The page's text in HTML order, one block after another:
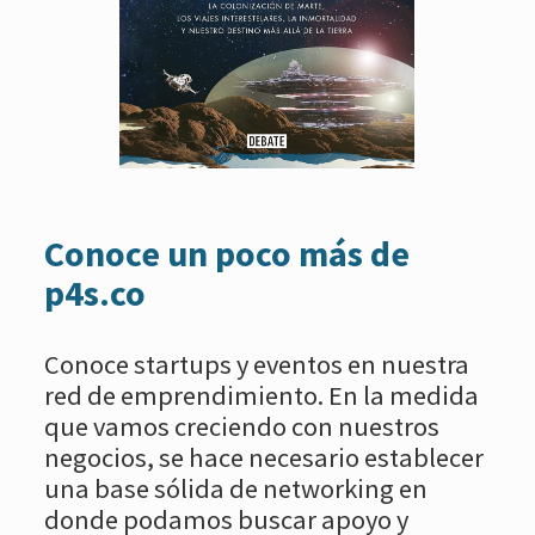
Conoce un poco más de
p4s.co
Conoce startups y eventos en nuestra
red de emprendimiento. En la medida
que vamos creciendo con nuestros
negocios, se hace necesario establecer
una base sólida de networking en
donde podamos buscar apoyo y